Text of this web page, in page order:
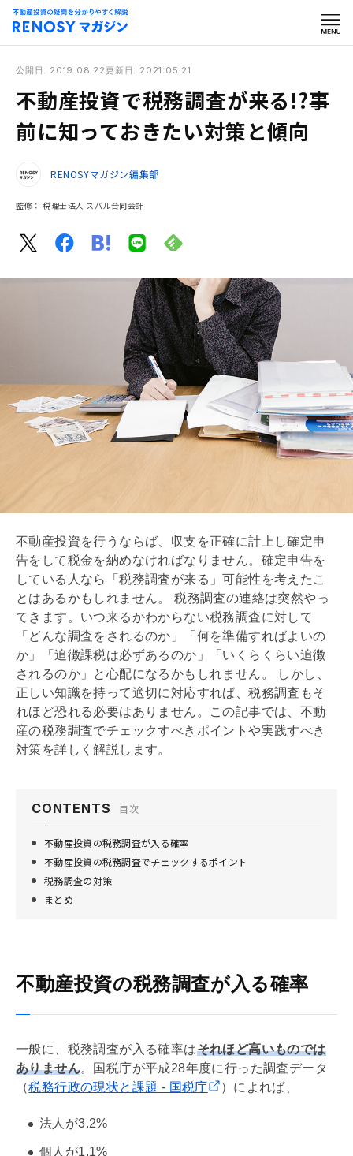
公開日: 2019.08.22 更新日: 2021.05.21
不動産投資で税務調査が来る!?事
前に知っておきたい対策と傾向
RENOSYマガジン編集部
監修： 税理士法人 スバル合同会計
不動産投資を行うならば、収支を正確に計上し確定申
告をして税金を納めなければなりません。確定申告を
している人なら「税務調査が来る」可能性を考えたこ
とはあるかもしれません。 税務調査の連絡は突然やっ
てきます。いつ来るかわからない税務調査に対して
「どんな調査をされるのか」「何を準備すればよいの
か」「追徴課税は必ずあるのか」「いくらくらい追徴
されるのか」と心配になるかもしれません。 しかし、
正しい知識を持って適切に対応すれば、税務調査もそ
れほど恐れる必要はありません。この記事では、不動
産の税務調査でチェックすべきポイントや実践すべき
対策を詳しく解説します。
CONTENTS 目次
不動産投資の税務調査が入る確率
不動産投資の税務調査でチェックするポイント
税務調査の対策
まとめ
不動産投資の税務調査が入る確率
一般に、税務調査が入る確率はそれほど高いものでは
ありません。国税庁が平成28年度に行った調査データ
（税務行政の現状と課題 - 国税庁 ）によれば、
法人が3.2%
個人が1.1%